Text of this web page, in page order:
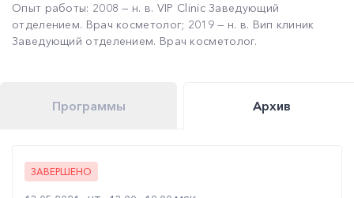
Опыт работы: 2008 — н. в. VIP Clinic Заведующий
отделением. Врач косметолог; 2019 — н. в. Вип клиник
Заведующий отделением. Врач косметолог.
Программы Архив
ЗАВЕРШЕНО